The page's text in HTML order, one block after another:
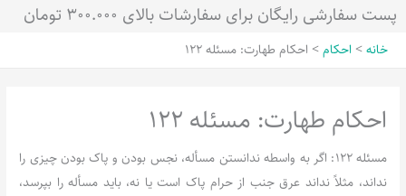
پست سفارشی رایگان برای سفارشات بالای ۳۰۰.۰۰۰ تومان
خانه احکام احکام طهارت: مسئله 122
احکام طهارت: مسئله 122
مسئله 122: اگر به واسطه ندانستن مسأله، نجس بودن و پاک بودن چیزی را
نداند، مثلاً نداند عرق جنب از حرام پاک است یا نه، باید مسأله را بپرسد،